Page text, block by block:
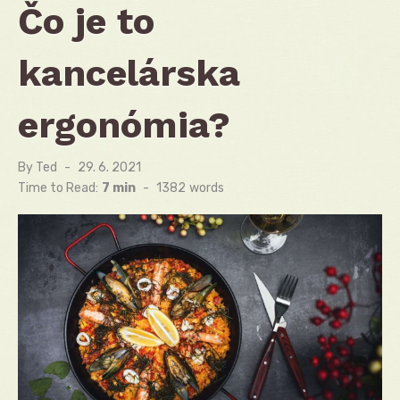
Čo je to
kancelárska
ergonómia?
By Ted
Posted
on
29. 6. 2021
Time to Read: 7 min - 1382 words